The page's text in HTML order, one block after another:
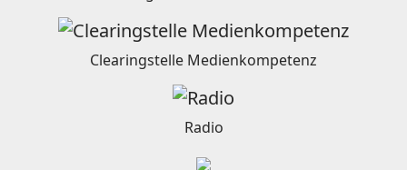
Clearingstelle Medienkompetenz
Radio